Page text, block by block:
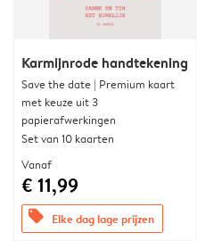
Karmijnrode handtekening
Save the date | Premium kaart
met keuze uit 3
papierafwerkingen
Set van 10 kaarten
Vanaf
€ 11,99
offers Elke dag lage prijzen